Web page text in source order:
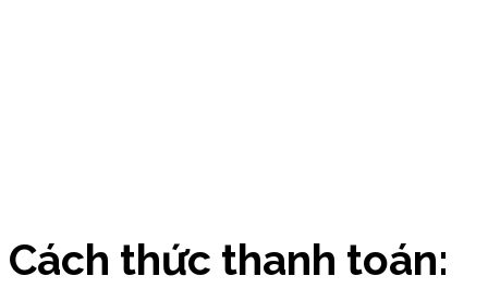
Cách thức thanh toán: